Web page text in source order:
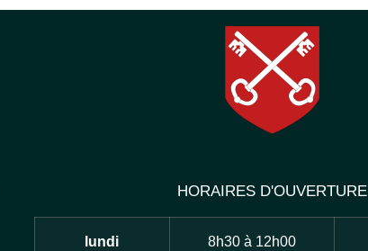
HORAIRES D'OUVERTURE
lundi 8h30 à 12h00